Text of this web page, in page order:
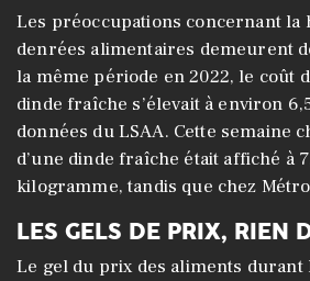
Les préoccupations concernant la
denrées alimentaires demeurent
la même période en 2022, le coût
dinde fraîche s’élevait à environ
données du LSAA. Cette semaine
d’une dinde fraîche était affiché à
kilogramme, tandis que chez
LES GELS DE PRIX, RIEN
Le gel du prix des aliments durant